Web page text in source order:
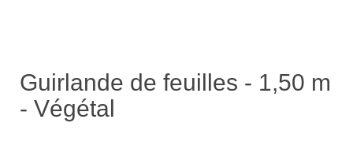
Guirlande de feuilles - 1,50 m
- Végétal